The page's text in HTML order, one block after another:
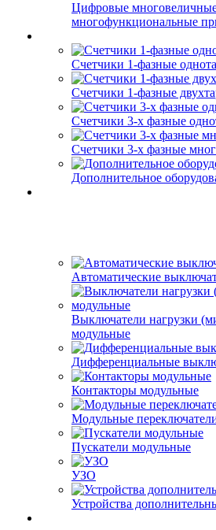
Цифровые
многофункциональные
Счетчики 1-фазные
Счетчики 1-фазные
Счетчики 3-х фазные
Счетчики 3-х фазные
Дополнительное
Автоматические
Выключатели нагрузки
модульные
Дифференциальные
Контакторы модульные
Модульные
Пускатели модульные
УЗО
Устройства